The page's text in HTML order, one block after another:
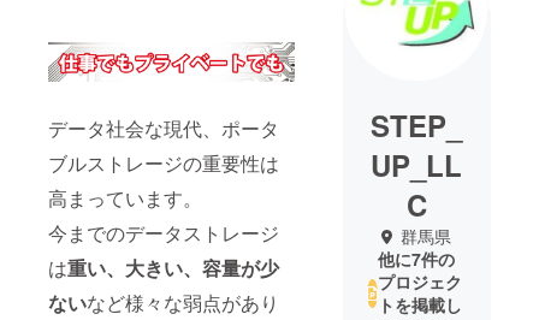
データ社会な現代、ポータ
ブルストレージの重要性は
高まっています。
今までのデータストレージ
は重い、大きい、容量が少
ないなど様々な弱点があり
STEP_
UP_LL
C
群馬県
他に7件の
プロジェク
トを掲載し